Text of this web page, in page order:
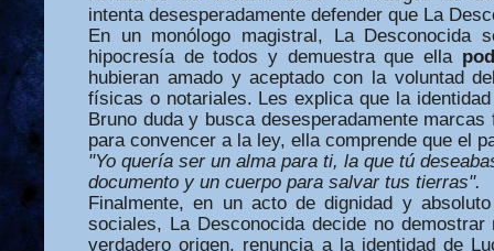
intenta desesperadamente defender que La
En un monólogo magistral, La Desconocida
hipocresía de todos y demuestra que ella
hubieran amado y aceptado con la voluntad
físicas o notariales. Les explica que la
Bruno duda y busca desesperadamente
para convencer a la ley, ella comprende que el
"Yo quería ser un alma para ti, la que tú
documento y un cuerpo para salvar tus tierras".
Finalmente, en un acto de dignidad y
sociales, La Desconocida decide no
verdadero origen, renuncia a la identidad de